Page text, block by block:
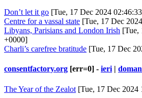
Don’t let it go [Tue, 17 Dec 2024
Centre for a vassal state [Tue, 17 Dec
Libyans, Parisians and London Irish [Tue,
+0000]
Charli’s carefree bratitude [Tue, 17 Dec
consentfactory.org [err=0] - ieri|
The Year of the Zealot [Tue, 17 Dec 2024